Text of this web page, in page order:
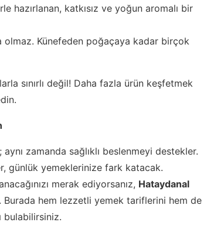
hazırlanan, katkısız ve yoğun aromalı bir
olmaz. Künefeden poğaçaya kadar birçok
sınırlı değil! Daha fazla ürün keşfetmek
zamanda sağlıklı beslenmeyi destekler.
günlük yemeklerinize fark katacak.
merak ediyorsanız, Hataydanal
Burada hem lezzetli yemek tariflerini hem de
bulabilirsiniz.